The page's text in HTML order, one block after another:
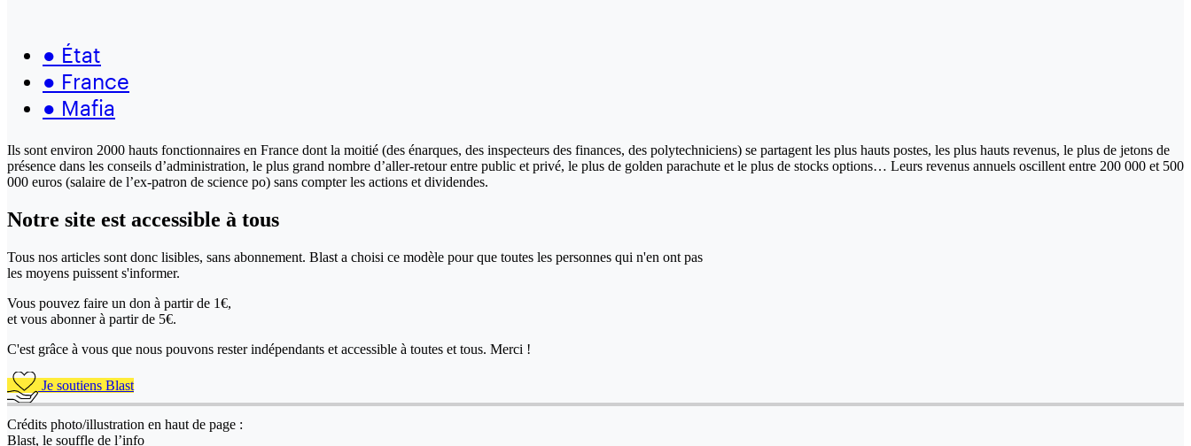
● État
● France
● Mafia
Ils sont environ 2000 hauts fonctionnaires en France dont la moitié (des énarques, des inspecteurs des finances, des polytechniciens) se partagent les plus hauts postes, les plus hauts revenus, le plus de jetons de
présence dans les conseils d’administration, le plus grand nombre d’aller-retour entre public et privé, le plus de golden parachute et le plus de stocks options… Leurs revenus annuels oscillent entre 200 000 et 500
000 euros (salaire de l’ex-patron de science po) sans compter les actions et dividendes.
Notre site est accessible à tous
Tous nos articles sont donc lisibles, sans abonnement. Blast a choisi ce modèle pour que toutes les personnes qui n'en ont pas
les moyens puissent s'informer.
Vous pouvez faire un don à partir de 1€,
et vous abonner à partir de 5€.
C'est grâce à vous que nous pouvons rester indépendants et accessible à toutes et tous. Merci !
Je soutiens Blast
Crédits photo/illustration en haut de page :
Blast, le souffle de l’info